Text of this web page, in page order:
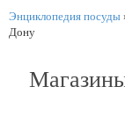
Энциклопедия посуды
Дону